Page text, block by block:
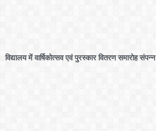
विद्यालय में वार्षिकोत्सव एवं पुरस्कार वितरण समारोह संपन्न